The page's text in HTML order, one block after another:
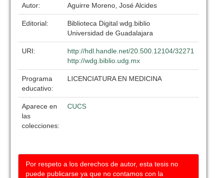
Autor: Aguirre Moreno, José Alcides
Editorial:
Biblioteca Digital wdg.biblio
Universidad de Guadalajara
URI:
http://hdl.handle.net/20.500.12104/32271
http://wdg.biblio.udg.mx
Programa
educativo:
LICENCIATURA EN MEDICINA
Aparece en
las
colecciones:
CUCS
Por respeto a los derechos de autor, esta tesis no
puede publicarse ya que no contamos con la